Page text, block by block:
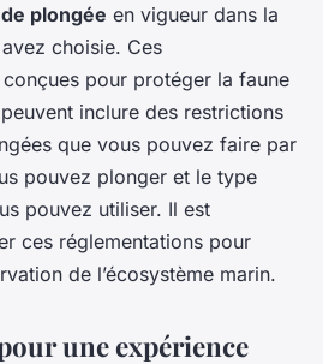
plongée en vigueur dans la
choisie. Ces
pour protéger la faune
inclure des restrictions
que vous pouvez faire par
pouvez plonger et le type
pouvez utiliser. Il est
ces réglementations pour
de l’écosystème marin.
une expérience